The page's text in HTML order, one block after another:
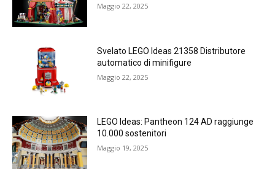
Maggio 22, 2025
Svelato LEGO Ideas 21358 Distributore
automatico di minifigure
Maggio 22, 2025
LEGO Ideas: Pantheon 124 AD raggiunge
10.000 sostenitori
Maggio 19, 2025